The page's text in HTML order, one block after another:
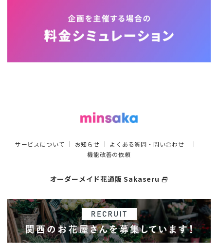
サービスについて お知らせ よくある質問・問い合わせ
機能改善の依頼
オーダーメイド花通販 Sakaseru select_window